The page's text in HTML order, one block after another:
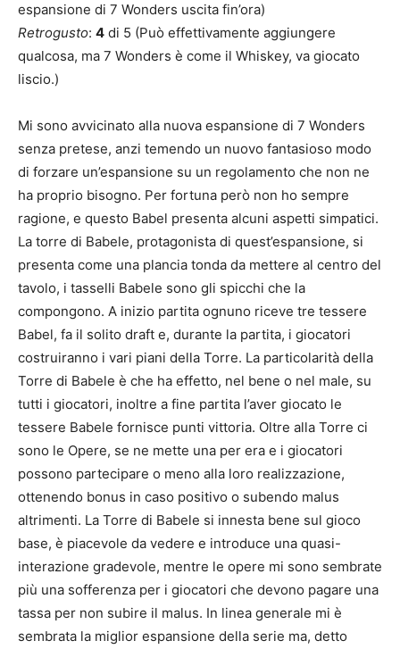
espansione di 7 Wonders uscita fin’ora)
Retrogusto: 4 di 5 (Può effettivamente aggiungere
qualcosa, ma 7 Wonders è come il Whiskey, va giocato
liscio.)
Mi sono avvicinato alla nuova espansione di 7 Wonders
senza pretese, anzi temendo un nuovo fantasioso modo
di forzare un’espansione su un regolamento che non ne
ha proprio bisogno. Per fortuna però non ho sempre
ragione, e questo Babel presenta alcuni aspetti simpatici.
La torre di Babele, protagonista di quest’espansione, si
presenta come una plancia tonda da mettere al centro del
tavolo, i tasselli Babele sono gli spicchi che la
compongono. A inizio partita ognuno riceve tre tessere
Babel, fa il solito draft e, durante la partita, i giocatori
costruiranno i vari piani della Torre. La particolarità della
Torre di Babele è che ha effetto, nel bene o nel male, su
tutti i giocatori, inoltre a fine partita l’aver giocato le
tessere Babele fornisce punti vittoria. Oltre alla Torre ci
sono le Opere, se ne mette una per era e i giocatori
possono partecipare o meno alla loro realizzazione,
ottenendo bonus in caso positivo o subendo malus
altrimenti. La Torre di Babele si innesta bene sul gioco
base, è piacevole da vedere e introduce una quasi-
interazione gradevole, mentre le opere mi sono sembrate
più una sofferenza per i giocatori che devono pagare una
tassa per non subire il malus. In linea generale mi è
sembrata la miglior espansione della serie ma, detto